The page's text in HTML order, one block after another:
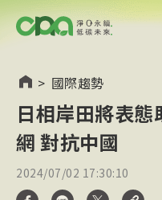
> 國際趨勢
日相岸田將表
網 對抗中國
2024/07/02 17:30:10